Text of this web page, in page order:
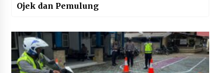
Ojek dan Pemulung